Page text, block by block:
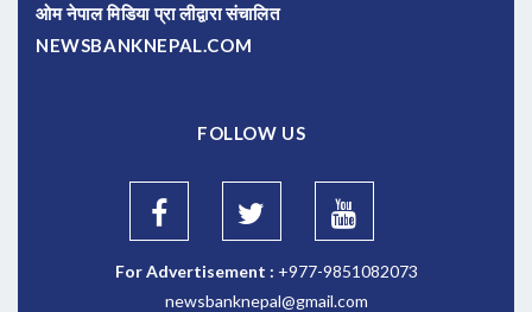
ओम नेपाल मिडिया प्रा लीद्वारा संचालित
NEWSBANKNEPAL.COM
FOLLOW US
For Advertisement : +977-9851082073
newsbanknepal@gmail.com